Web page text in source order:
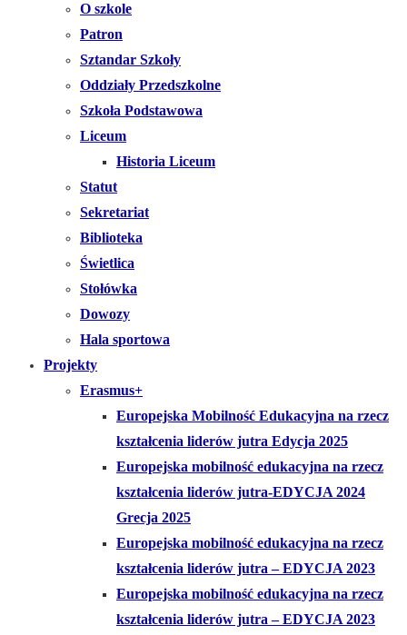
O szkole
Patron
Sztandar Szkoły
Oddziały Przedszkolne
Szkoła Podstawowa
Liceum
Historia Liceum
Statut
Sekretariat
Biblioteka
Świetlica
Stołówka
Dowozy
Hala sportowa
Projekty
Erasmus+
Europejska Mobilność Edukacyjna na rzecz
kształcenia liderów jutra Edycja 2025
Europejska mobilność edukacyjna na rzecz
kształcenia liderów jutra-EDYCJA 2024
Grecja 2025
Europejska mobilność edukacyjna na rzecz
kształcenia liderów jutra – EDYCJA 2023
Europejska mobilność edukacyjna na rzecz
kształcenia liderów jutra – EDYCJA 2023